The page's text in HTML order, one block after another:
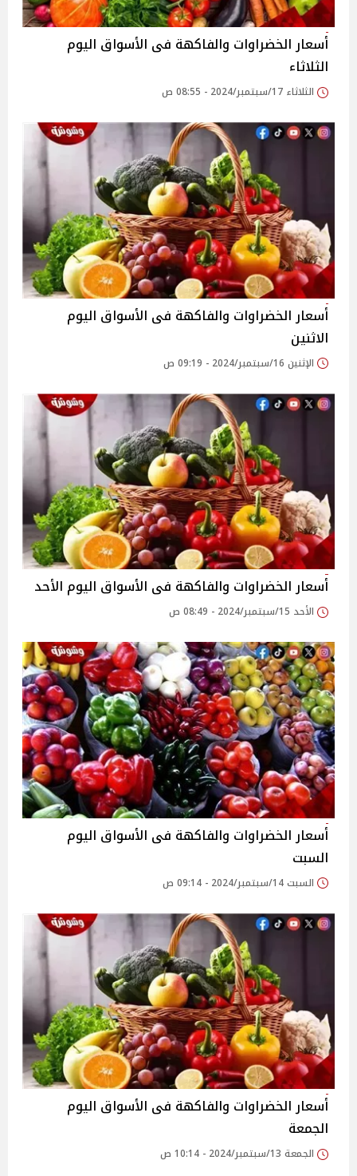
أسعار الخضراوات والفاكهة فى الأسواق‎‎ اليوم
الثلاثاء
الثلاثاء 17/سبتمبر/2024 - 08:55 ص
أسعار الخضراوات والفاكهة فى الأسواق‎‎ اليوم
الاثنين
الإثنين 16/سبتمبر/2024 - 09:19 ص
أسعار الخضراوات والفاكهة فى الأسواق‎‎ اليوم الأحد
الأحد 15/سبتمبر/2024 - 08:49 ص
أسعار الخضراوات والفاكهة فى الأسواق‎‎ اليوم
السبت
السبت 14/سبتمبر/2024 - 09:14 ص
أسعار الخضراوات والفاكهة فى الأسواق‎‎ اليوم
الجمعة
الجمعة 13/سبتمبر/2024 - 10:14 ص